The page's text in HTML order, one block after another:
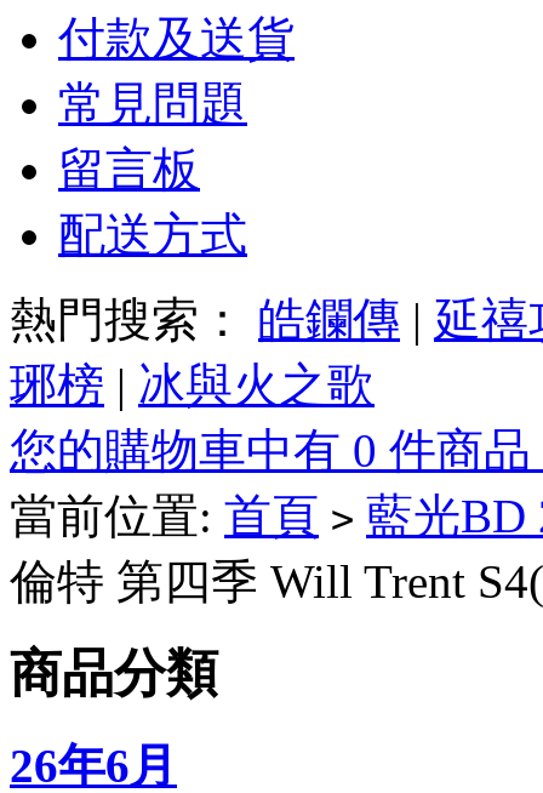
付款及送貨
常見問題
留言板
配送方式
熱門搜索： 皓鑭傳 | 延禧
琊榜 | 冰與火之歌
您的購物車中有 0 件商
當前位置: 首頁 > 藍光
倫特 第四季 Will Trent
商品分類
26年6月